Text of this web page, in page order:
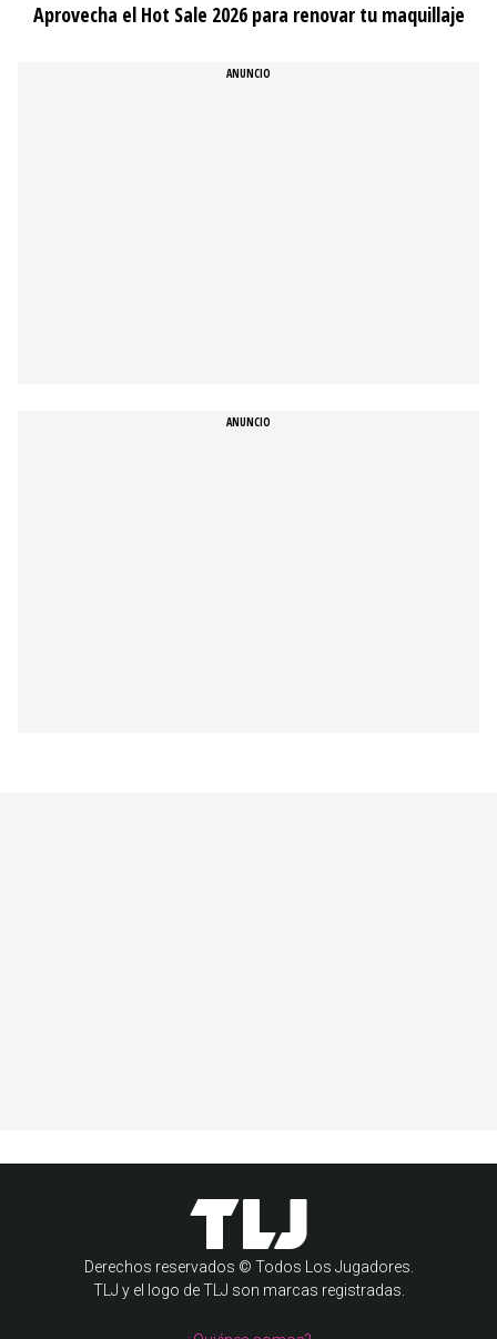
Aprovecha el Hot Sale 2026 para renovar tu maquillaje
Derechos reservados © Todos Los Jugadores.
TLJ y el logo de TLJ son marcas registradas.